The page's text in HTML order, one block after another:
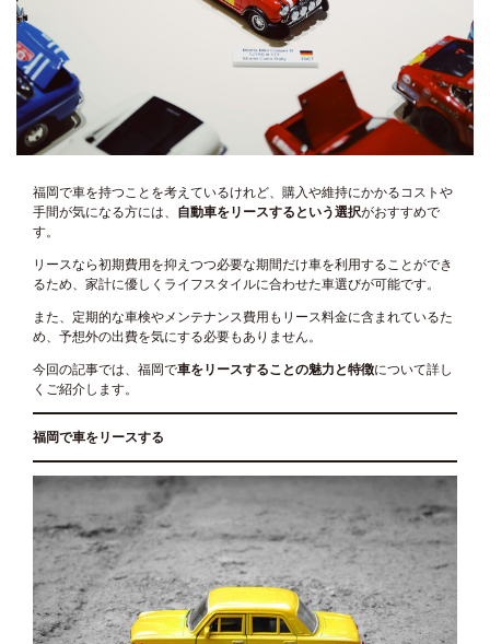
福岡で車を持つことを考えているけれど、購入や維持にかかるコストや
手間が気になる方には、 自動車をリースするという選択がおすすめで
す。
リースなら初期費用を抑えつつ必要な期間だけ車を利用することができ
るため、家計に優しくライフスタイルに合わせた車選びが可能です。
また、定期的な車検やメンテナンス費用もリース料金に含まれているた
め、予想外の出費を気にする必要もありません。
今回の記事では、福岡で車をリースすることの魅力と特徴について詳し
くご紹介します。
福岡で車をリースする